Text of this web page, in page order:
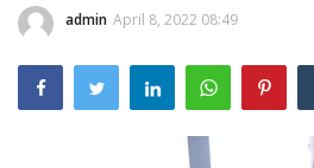
Galeri
OPINI
Syarat dan Ketentuan
admin April 8, 2022 08:49